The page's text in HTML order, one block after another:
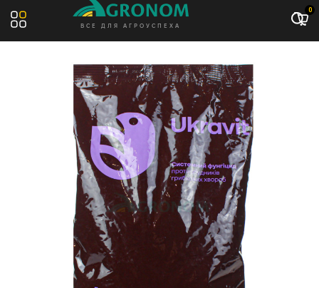
ВСЕ ДЛЯ АГРОУСПЕХА
0